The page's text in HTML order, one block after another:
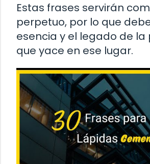
Estas frases servirán
perpetuo, por lo que
esencia y el legado de la
que yace en ese lugar.